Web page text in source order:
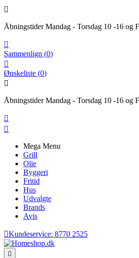

Åbningstider Mandag - Torsdag 10 -16 og

Sammenlign (0)

Ønskeliste (0)

Åbningstider Mandag - Torsdag 10 -16 og


Mega Menu
Grill
Olie
Byggeri
Fritid
Hus
Udvalgte
Brands
Avis
Kundeservice: 8770 2525
